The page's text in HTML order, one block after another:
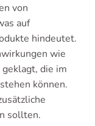
von
auf
hindeutet.
wie
die im
können.
sollten.